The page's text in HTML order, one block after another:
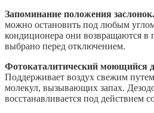
Запоминание положения заслонок.
можно остановить под любым
кондиционера они возвращаются в
выбрано перед отключением.
Фотокаталитический моющийся
Поддерживает воздух свежим
молекул, вызывающих запах.
восстанавливается под действием